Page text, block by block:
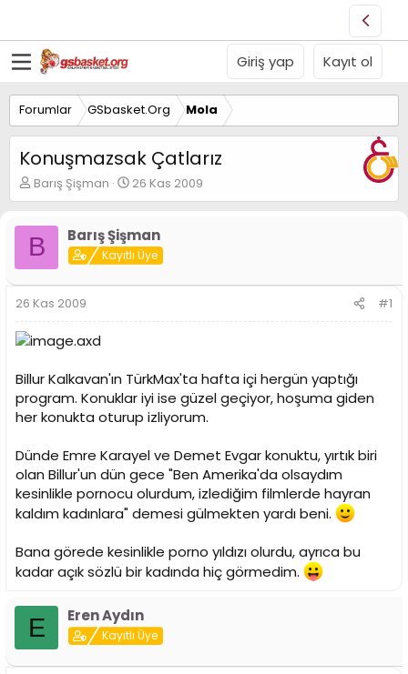
Giriş yap Kayıt ol
Forumlar GSbasket.Org Mola
Konuşmazsak Çatlarız
K
o
u
y
B
a
ş
a
a
n
Barış Şişman
B
a
l
a
n
g
i
h
i
26 Kas 2009
B Barış Şişman
Kayıtlı Üye
26 Kas 2009 #1
Billur Kalkavan'ın TürkMax'ta hafta içi hergün yaptığı
program. Konuklar iyi ise güzel geçiyor, hoşuma giden
her konukta oturup izliyorum.
Dünde Emre Karayel ve Demet Evgar konuktu, yırtık biri
olan Billur'un dün gece "Ben Amerika'da olsaydım
kesinlikle pornocu olurdum, izlediğim filmlerde hayran
kaldım kadınlara" demesi gülmekten yardı beni.
Bana görede kesinlikle porno yıldızı olurdu, ayrıca bu
kadar açık sözlü bir kadında hiç görmedim.
E Eren Aydın
Kayıtlı Üye